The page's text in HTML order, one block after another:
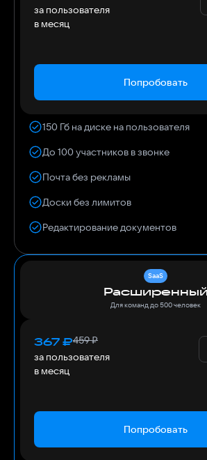
за пользователя
в месяц
Попробовать
150 Гб на диске на пользователя
До 100 участников в звонке
Почта без рекламы
Доски без лимитов
Редактирование документов
SaaS
Расширенный
Для команд до 500 человек
367 ₽459₽
за пользователя
в месяц
Попробовать